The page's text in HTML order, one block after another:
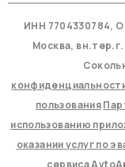
ИНН 7704330784,
Москва,
пользования
использованию
оказании услуг по
сервиса